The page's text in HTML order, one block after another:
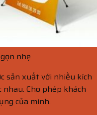
nhẹ
sản xuất với nhiều kích
Cho phép khách
của mình.